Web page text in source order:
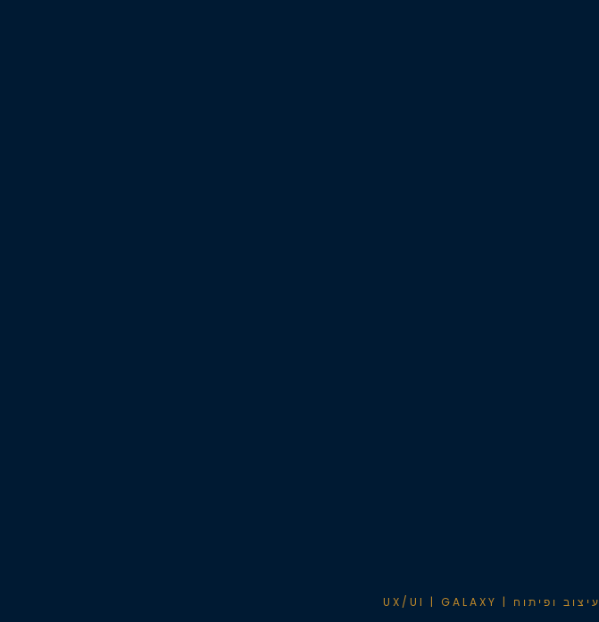
עיצוב ופיתוח | UX/UI | GALAXY